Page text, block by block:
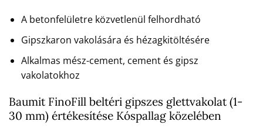
A betonfelületre közvetlenül felhordható
Gipszkaron vakolására és hézagkitöltésére
Alkalmas mész-cement, cement és gipsz
vakolatokhoz
Baumit FinoFill beltéri gipszes glettvakolat (1-
30 mm) értékesítése Kóspallag közelében